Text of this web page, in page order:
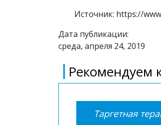
Источник: https://
Дата публикации:
среда, апреля 24, 2019
Рекомендуем
Таргетная